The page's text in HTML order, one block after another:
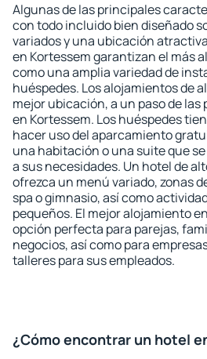
Algunas de las principales
con todo incluido bien diseñado
variados y una ubicación
en Kortessem garantizan el más
como una amplia variedad de
huéspedes. Los alojamientos de
mejor ubicación, a un paso de
en Kortessem. Los huéspedes
hacer uso del aparcamiento
una habitación o una suite que
a sus necesidades. Un hotel de
ofrezca un menú variado, zonas
spa o gimnasio, así como
pequeños. El mejor alojamiento
opción perfecta para parejas,
negocios, así como para
talleres para sus empleados.
¿Cómo encontrar un hotel